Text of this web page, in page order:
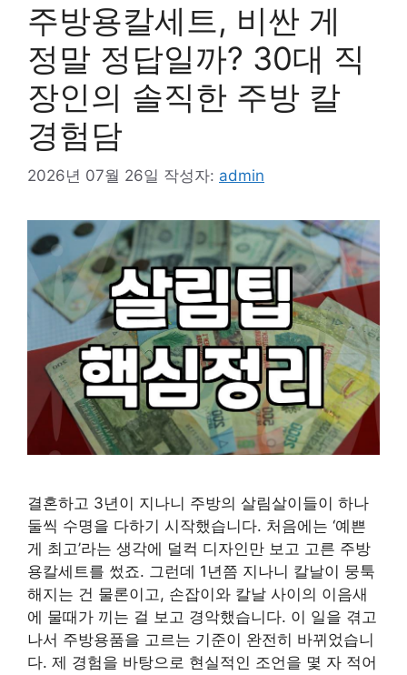
주방용칼세트, 비싼 게
정말 정답일까? 30대 직
장인의 솔직한 주방 칼
경험담
2026년 07월 26일 작성자: admin
결혼하고 3년이 지나니 주방의 살림살이들이 하나
둘씩 수명을 다하기 시작했습니다. 처음에는 ‘예쁜
게 최고’라는 생각에 덜컥 디자인만 보고 고른 주방
용칼세트를 썼죠. 그런데 1년쯤 지나니 칼날이 뭉툭
해지는 건 물론이고, 손잡이와 칼날 사이의 이음새
에 물때가 끼는 걸 보고 경악했습니다. 이 일을 겪고
나서 주방용품을 고르는 기준이 완전히 바뀌었습니
다. 제 경험을 바탕으로 현실적인 조언을 몇 자 적어